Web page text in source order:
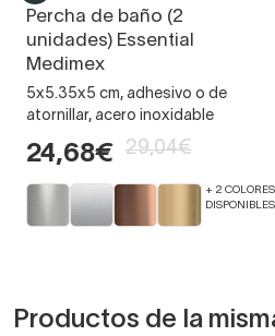
Percha de baño (2
unidades) Essential
Medimex
5x5.35x5 cm, adhesivo o de
atornillar, acero inoxidable
24,68€ 29,04€
+ 2 COLORES
DISPONIBLES
Productos de la